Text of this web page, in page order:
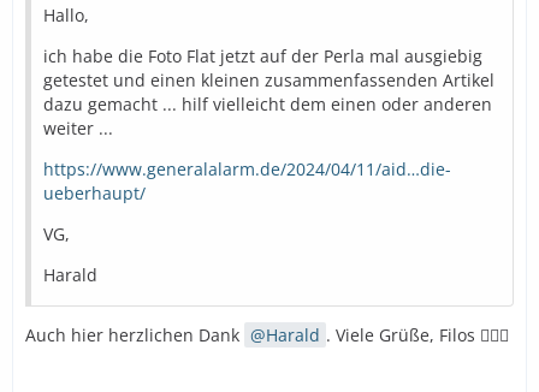
Hallo,
ich habe die Foto Flat jetzt auf der Perla mal ausgiebig
getestet und einen kleinen zusammenfassenden Artikel
dazu gemacht ... hilf vielleicht dem einen oder anderen
weiter ...
https://www.generalalarm.de/2024/04/11/aid…die-
ueberhaupt/
VG,
Harald
Auch hier herzlichen Dank Harald . Viele Grüße, Filos 🙋🏼‍♀️